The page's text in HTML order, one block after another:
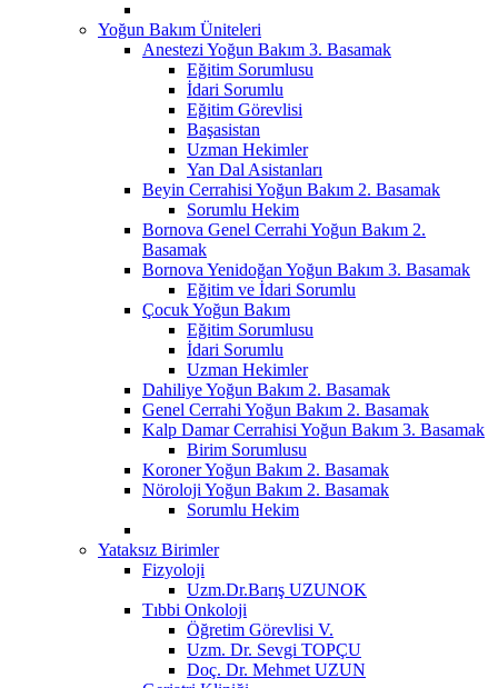
Yoğun Bakım Üniteleri
Anestezi Yoğun Bakım 3. Basamak
Eğitim Sorumlusu
İdari Sorumlu
Eğitim Görevlisi
Başasistan
Uzman Hekimler
Yan Dal Asistanları
Beyin Cerrahisi Yoğun Bakım 2. Basamak
Sorumlu Hekim
Bornova Genel Cerrahi Yoğun Bakım 2.
Basamak
Bornova Yenidoğan Yoğun Bakım 3. Basamak
Eğitim ve İdari Sorumlu
Çocuk Yoğun Bakım
Eğitim Sorumlusu
İdari Sorumlu
Uzman Hekimler
Dahiliye Yoğun Bakım 2. Basamak
Genel Cerrahi Yoğun Bakım 2. Basamak
Kalp Damar Cerrahisi Yoğun Bakım 3. Basamak
Birim Sorumlusu
Koroner Yoğun Bakım 2. Basamak
Nöroloji Yoğun Bakım 2. Basamak
Sorumlu Hekim
Yataksız Birimler
Fizyoloji
Uzm.Dr.Barış UZUNOK
Tıbbi Onkoloji
Öğretim Görevlisi V.
Uzm. Dr. Sevgi TOPÇU
Doç. Dr. Mehmet UZUN